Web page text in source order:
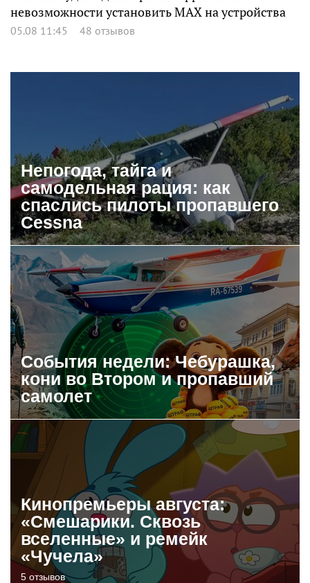
невозможности установить MAX на устройства
05.08 11:45 48 отзывов
Непогода, тайга и
самодельная рация: как
спаслись пилоты пропавшего
Cessna
События недели: Чебурашка,
кони во Втором и пропавший
самолет
Кинопремьеры августа:
«Смешарики. Сквозь
вселенные» и ремейк
«Чучела»
5 отзывов